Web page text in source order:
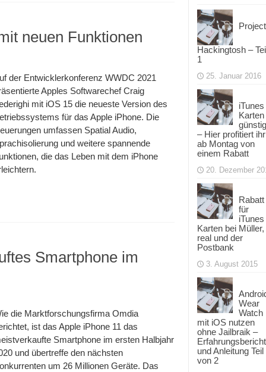
neuen Funktionen
der Entwicklerkonferenz WWDC 2021
Apples Softwarechef Craig
mit iOS 15 die neueste Version des
für das Apple iPhone. Die
umfassen Spatial Audio,
und weitere spannende
die das Leben mit dem iPhone
Smartphone im
die Marktforschungsfirma Omdia
ist das Apple iPhone 11 das
Smartphone im ersten Halbjahr
und übertreffe den nächsten
um 26 Millionen Geräte. Das
Project
Hackingtosh –
1
25. Januar 2016
iTunes
Karten
– Hier profitiert ihr
ab Montag von
einem Rabatt
20. Dezember
Rabatt
für
iTunes
Karten bei Müller,
real und der
Postbank
3. August 2015
Wear
Watch
mit iOS nutzen
ohne Jailbraik –
Erfahrungsbericht
und Anleitung Teil
von 2